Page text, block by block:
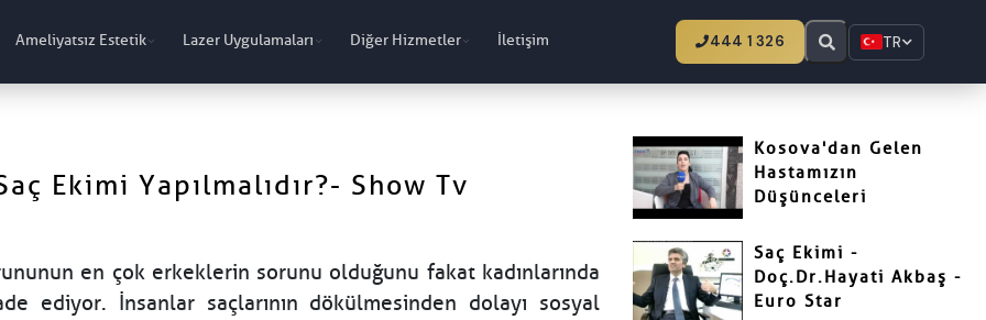
Ameliyatsız Estetik Lazer Uygulamaları Diğer Hizmetler İletişim 444 1 326 TR
Ekimi Yapılmalıdır?- Show Tv
en çok erkeklerin sorunu olduğunu fakat kadınlarında
ediyor. İnsanlar saçlarının dökülmesinden dolayı sosyal
Kosova'dan Gelen
Hastamızın
Düşünceleri
Saç Ekimi -
Doç.Dr.Hayati Akbaş -
Euro Star